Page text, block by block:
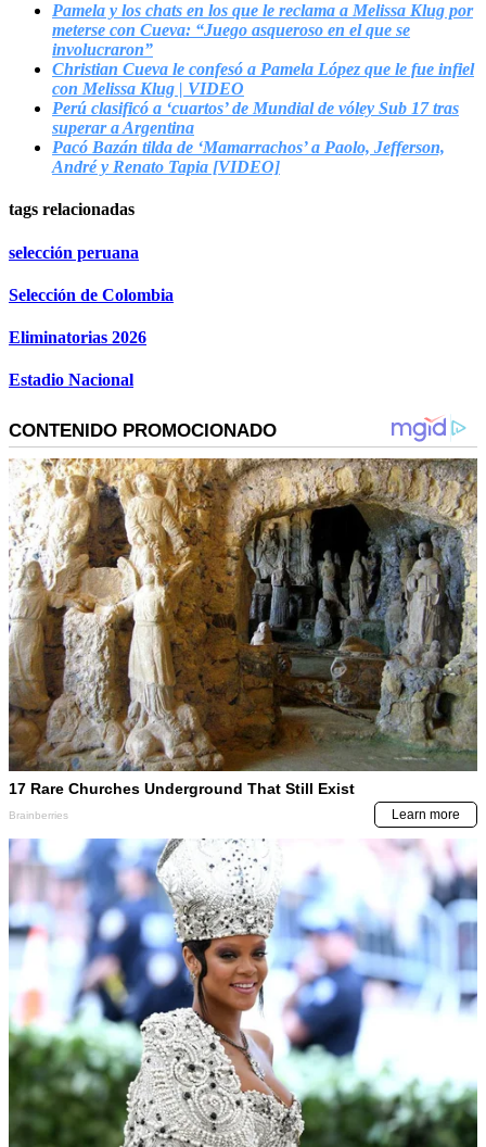
Pamela y los chats en los que le reclama a Melissa Klug por
meterse con Cueva: “Juego asqueroso en el que se
involucraron”
Christian Cueva le confesó a Pamela López que le fue infiel
con Melissa Klug | VIDEO
Perú clasificó a ‘cuartos’ de Mundial de vóley Sub 17 tras
superar a Argentina
Pacó Bazán tilda de ‘Mamarrachos’ a Paolo, Jefferson,
André y Renato Tapia [VIDEO]
tags relacionadas
selección peruana
Selección de Colombia
Eliminatorias 2026
Estadio Nacional